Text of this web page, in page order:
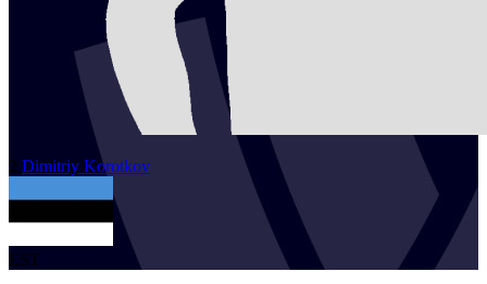
2 Dimitriy Korotkov
EST